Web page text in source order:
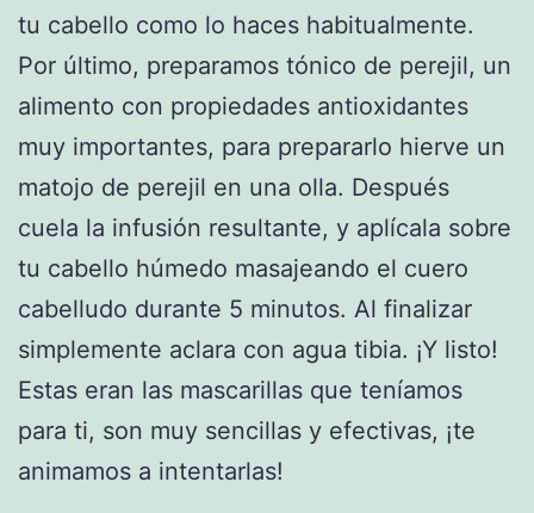
tu cabello como lo haces habitualmente.
Por último, preparamos tónico de perejil, un
alimento con propiedades antioxidantes
muy importantes, para prepararlo hierve un
matojo de perejil en una olla. Después
cuela la infusión resultante, y aplícala sobre
tu cabello húmedo masajeando el cuero
cabelludo durante 5 minutos. Al finalizar
simplemente aclara con agua tibia. ¡Y listo!
Estas eran las mascarillas que teníamos
para ti, son muy sencillas y efectivas, ¡te
animamos a intentarlas!